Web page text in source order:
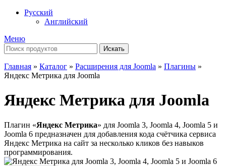
Русский
Английский
Меню
Искать
Главная » Каталог » Расширения для Joomla » Плагины »
Яндекс Метрика для Joomla
Яндекс Метрика для Joomla
Плагин «Яндекс Метрика» для Joomla 3, Joomla 4, Joomla 5 и
Joomla 6 предназначен для добавления кода счётчика сервиса
Яндекс Метрика на сайт за несколько кликов без навыков
программирования.